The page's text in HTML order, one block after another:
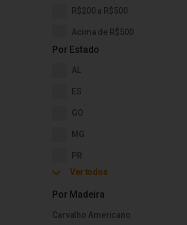
Por Estado
AL
ES
GO
MG
PR
RJ
RS
SC
Ver todos
Por Madeira
Carvalho Americano
R$200 a R$500
Acima de R$500